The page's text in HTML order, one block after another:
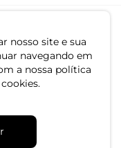
nosso site e sua
navegando em
a nossa política
05